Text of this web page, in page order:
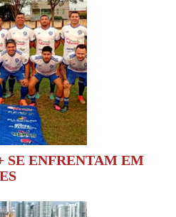
SE ENFRENTAM EM